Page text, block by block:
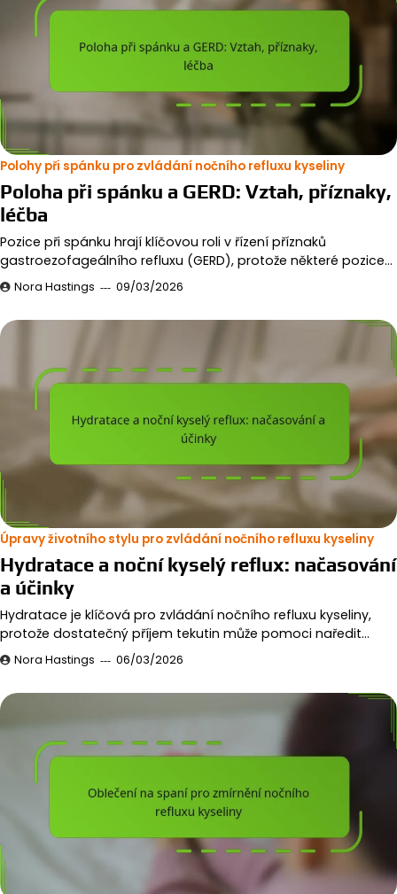
Polohy při spánku pro zvládání nočního refluxu kyseliny
Poloha při spánku a GERD: Vztah, příznaky,
léčba
Pozice při spánku hrají klíčovou roli v řízení příznaků
gastroezofageálního refluxu (GERD), protože některé pozice…
Nora Hastings 09/03/2026
Úpravy životního stylu pro zvládání nočního refluxu kyseliny
Hydratace a noční kyselý reflux: načasování
a účinky
Hydratace je klíčová pro zvládání nočního refluxu kyseliny,
protože dostatečný příjem tekutin může pomoci naředit…
Nora Hastings 06/03/2026